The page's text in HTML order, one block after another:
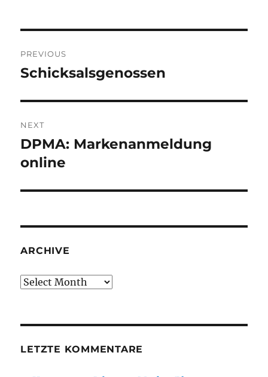
navigation
PREVIOUS
Previous
Schicksalsgenossen
NEXT
Next
post:
DPMA: Markenanmeldung
online
ARCHIVE
Archive
LETZTE KOMMENTARE